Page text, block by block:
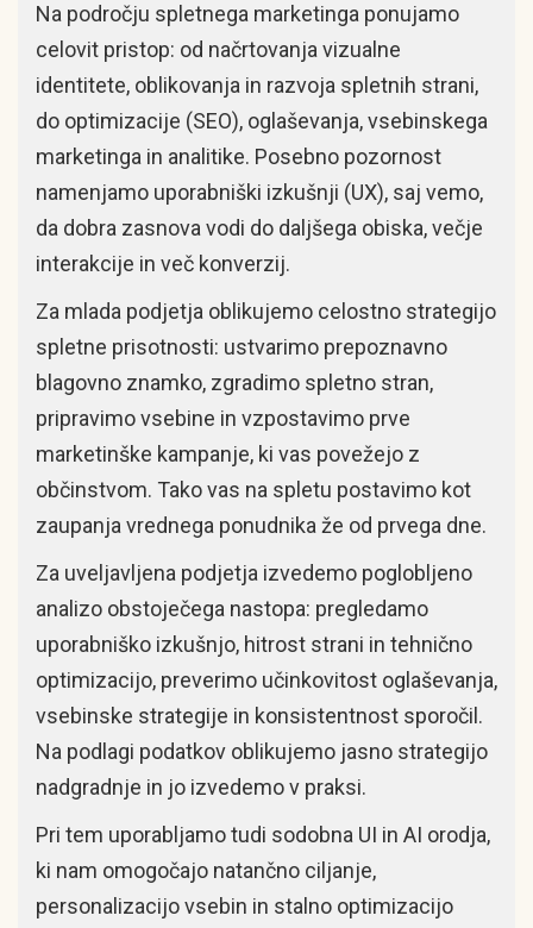
Na področju spletnega marketinga ponujamo
celovit pristop: od načrtovanja vizualne
identitete, oblikovanja in razvoja spletnih strani,
do optimizacije (SEO), oglaševanja, vsebinskega
marketinga in analitike. Posebno pozornost
namenjamo uporabniški izkušnji (UX), saj vemo,
da dobra zasnova vodi do daljšega obiska, večje
interakcije in več konverzij.
Za mlada podjetja oblikujemo celostno strategijo
spletne prisotnosti: ustvarimo prepoznavno
blagovno znamko, zgradimo spletno stran,
pripravimo vsebine in vzpostavimo prve
marketinške kampanje, ki vas povežejo z
občinstvom. Tako vas na spletu postavimo kot
zaupanja vrednega ponudnika že od prvega dne.
Za uveljavljena podjetja izvedemo poglobljeno
analizo obstoječega nastopa: pregledamo
uporabniško izkušnjo, hitrost strani in tehnično
optimizacijo, preverimo učinkovitost oglaševanja,
vsebinske strategije in konsistentnost sporočil.
Na podlagi podatkov oblikujemo jasno strategijo
nadgradnje in jo izvedemo v praksi.
Pri tem uporabljamo tudi sodobna UI in AI orodja,
ki nam omogočajo natančno ciljanje,
personalizacijo vsebin in stalno optimizacijo